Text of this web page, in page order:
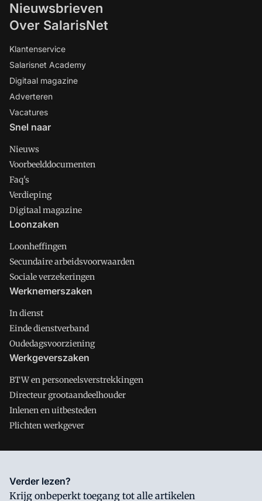
Nieuwsbrieven
Over SalarisNet
Klantenservice
Salarisnet Academy
Digitaal magazine
Adverteren
Vacatures
Snel naar
Nieuws
Voorbeelddocumenten
Faq's
Verdieping
Digitaal magazine
Loonzaken
Loonheffingen
Secundaire arbeidsvoorwaarden
Sociale verzekeringen
Werknemerszaken
In dienst
Einde dienstverband
Oudedagsvoorziening
Werkgeverszaken
BTW en personeelsverstrekkingen
Directeur grootaandeelhouder
Inlenen en uitbesteden
Plichten werkgever
Salarisnet is onderdeel van VMN media. Lees in
waar VMN media voor staat. Op gebruik van deze site zijn de
Verder lezen?
Krijg onbeperkt toegang tot alle artikelen